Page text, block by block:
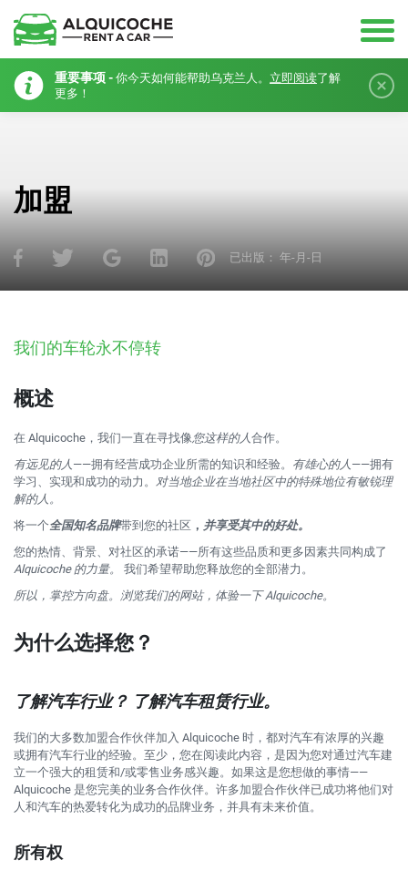
重要事项 - 你今天如何能帮助乌克兰人。 立即阅读了解
更多！
加盟
已出版： 年-月-日
我们的车轮永不停转
概述
在 Alquicoche，我们一直在寻找像您这样的人合作。
有远见的人 ——拥有经营成功企业所需的知识和经验。 有雄心的人 ——拥有
学习、实现和成功的动力。 对当地企业在当地社区中的特殊地位有敏锐理
解的人。
将一个全国知名品牌带到您的社区 ， 并享受其中的好处。
您的热情、背景、对社区的承诺——所有这些品质和更多因素共同构成了
Alquicoche 的力量。
我们希望帮助您释放您的全部潜力。
所以，掌控方向盘。浏览我们的网站，体验一下 Alquicoche。
为什么选择您？
了解汽车行业？ 了解汽车租赁行业。
我们的大多数加盟合作伙伴加入 Alquicoche 时，都对汽车有浓厚的兴趣
或拥有汽车行业的经验。至少，您在阅读此内容，是因为您对通过汽车建
立一个强大的租赁和/或零售业务感兴趣。如果这是您想做的事情——
Alquicoche 是您完美的业务合作伙伴。许多加盟合作伙伴已成功将他们对
人和汽车的热爱转化为成功的品牌业务，并具有未来价值。
所有权